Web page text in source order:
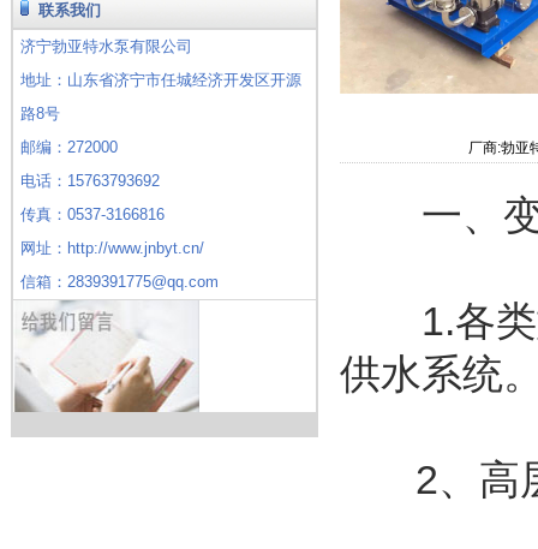
联系我们
济宁勃亚特水泵有限公司
地址：山东省济宁市任城经济开发区开源
路8号
邮编：272000
电话：15763793692
传真：0537-3166816
网址：http://www.jnbyt.cn/
信箱：2839391775@qq.com
厂商:勃亚
一、变
1.各类
供水系统
2、高层